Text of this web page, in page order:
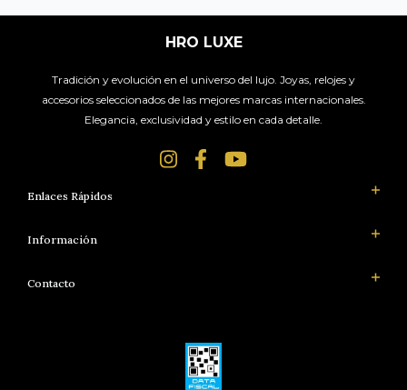
HRO LUXE
Tradición y evolución en el universo del lujo. Joyas, relojes y
accesorios seleccionados de las mejores marcas internacionales.
Elegancia, exclusividad y estilo en cada detalle.
Enlaces Rápidos
Información
Contacto